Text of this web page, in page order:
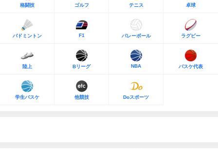
格闘技 ゴルフ テニス 卓球
バドミントン F1 バレーボール ラグビー
陸上 Bリーグ NBA バスケ代表
学生バスケ 他競技 Doスポーツ